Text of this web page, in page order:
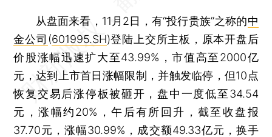
从盘面来看，11月2日，有“投行贵族”之称的中
金公司 (601995.SH)登陆上交所主板，原本开盘后
价股涨幅迅速扩大至43.99%，市值高至2000亿
元，达到上市首日涨幅限制，并触发临停，但10点
恢复交易后涨停板被砸开，盘中一度低至34.54
元，涨幅约20%，午后有所回升，截至收盘报
37.70元，涨幅30.99%，成交额49.33亿元，换手